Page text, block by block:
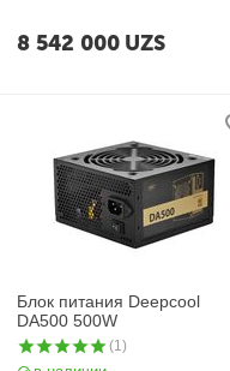
8 542 000 UZS
Блок питания Deepcool
DA500 500W
(1)